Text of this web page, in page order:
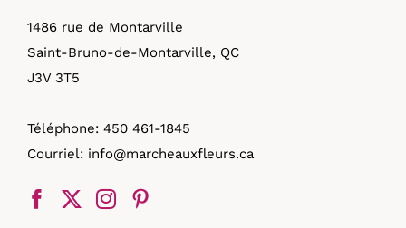
1486 rue de Montarville
Saint-Bruno-de-Montarville, QC
J3V 3T5
Téléphone: 450 461-1845
Courriel: info@marcheauxfleurs.ca